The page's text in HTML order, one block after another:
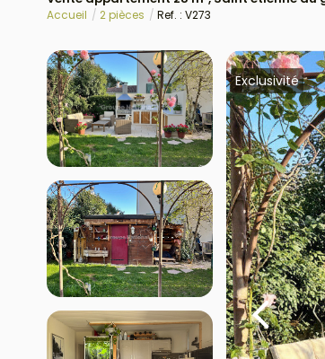
Accueil 2 pièces Ref. : V273
Exclusivité